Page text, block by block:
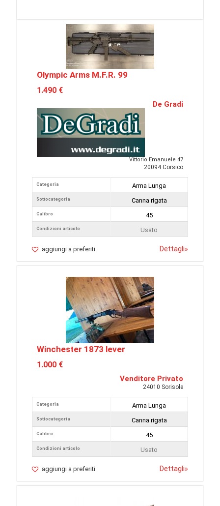
Olympic Arms M.F.R. 99
1.490 €
De Gradi
Vittorio Emanuele 47
20094 Corsico
Categoria
Sottocategoria
Calibro
Condizioni articolo
Arma Lunga
Canna rigata
45
Usato
aggiungi a preferiti Dettagli»
Winchester 1873 lever
1.000 €
Venditore Privato
24010 Sorisole
Categoria
Sottocategoria
Calibro
Condizioni articolo
Arma Lunga
Canna rigata
45
Usato
aggiungi a preferiti Dettagli»